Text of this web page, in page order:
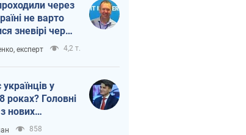
через
не варто
зневірі через
експерт 4,2 т.
у
роках? Головні
нових
від НБУ
858